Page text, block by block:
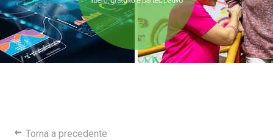
Torna a precedente